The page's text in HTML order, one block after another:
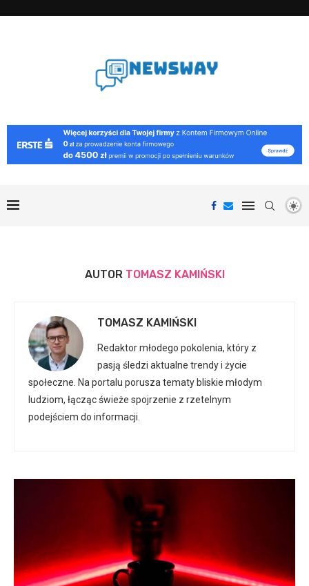
AUTOR TOMASZ KAMIŃSKI
TOMASZ KAMIŃSKI
Redaktor młodego pokolenia, który z
pasją śledzi aktualne trendy i życie
społeczne. Na portalu porusza tematy bliskie młodym
ludziom, łącząc świeże spojrzenie z rzetelnym
podejściem do informacji.